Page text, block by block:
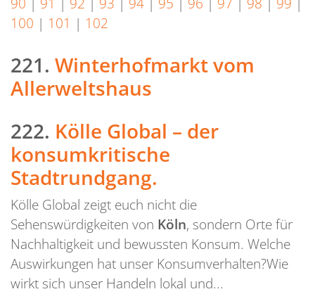
100 | 101 | 102
221. Winterhofmarkt vom
Allerweltshaus
222. Kölle Global – der
konsumkritische
Stadtrundgang.
Kölle Global zeigt euch nicht die
Sehenswürdigkeiten von Köln, sondern Orte für
Nachhaltigkeit und bewussten Konsum. Welche
Auswirkungen hat unser Konsumverhalten?Wie
wirkt sich unser Handeln lokal und...